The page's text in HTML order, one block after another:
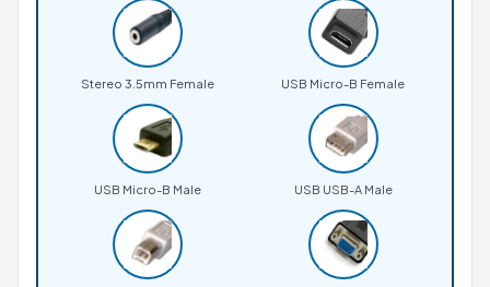
Stereo 3.5mm Female USB Micro-B Female
USB Micro-B Male USB USB-A Male